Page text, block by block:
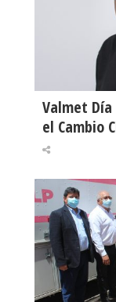
Valmet
el Cambio